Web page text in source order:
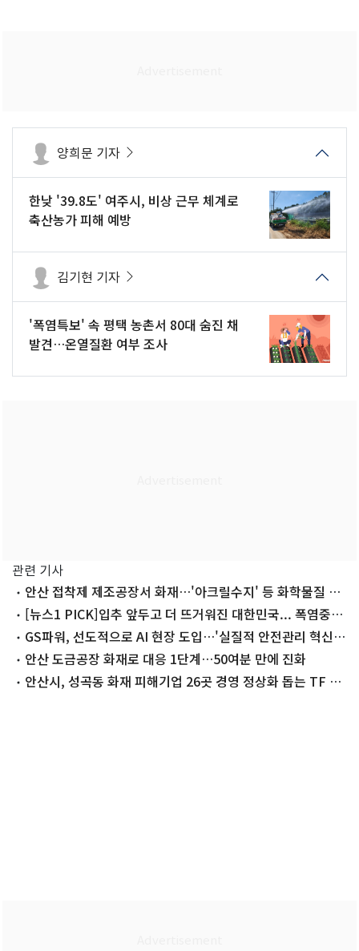
양희문 기자
한낮 '39.8도' 여주시, 비상 근무 체계로
축산농가 피해 예방
김기현 기자
'폭염특보' 속 평택 농촌서 80대 숨진 채
발견…온열질환 여부 조사
관련 기사
안산 접착제 제조공장서 화재…'아크릴수지' 등 화학물질 보
관 [뉴스1 PICK]입추 앞두고 더 뜨거워진 대한민국... 폭염중대
경보 확대
GS파워, 선도적으로 AI 현장 도입…'실질적 안전관리 혁신'
선보여
안산 도금공장 화재로 대응 1단계…50여분 만에 진화
안산시, 성곡동 화재 피해기업 26곳 경영 정상화 돕는 TF 결